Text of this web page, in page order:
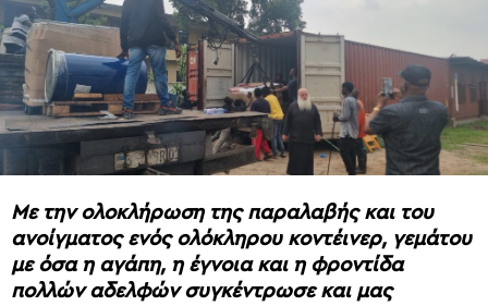
Με την ολοκλήρωση της παραλαβής και του
ανοίγματος ενός ολόκληρου κοντέινερ, γεμάτου
με όσα η αγάπη, η έγνοια και η φροντίδα
πολλών αδελφών συγκέντρωσε και μας